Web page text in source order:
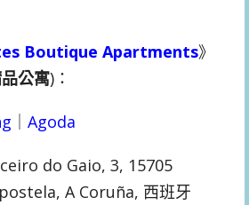
Boutique Apartments》
公寓)：
Agoda
do Gaio, 3, 15705
A Coruña, 西班牙